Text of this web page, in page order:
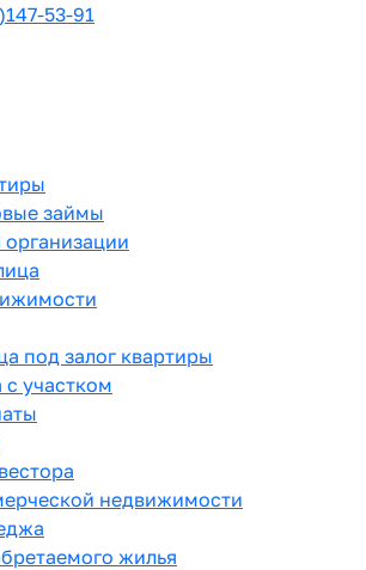
53-91
займы
под залог квартиры
участком
недвижимости
жилья